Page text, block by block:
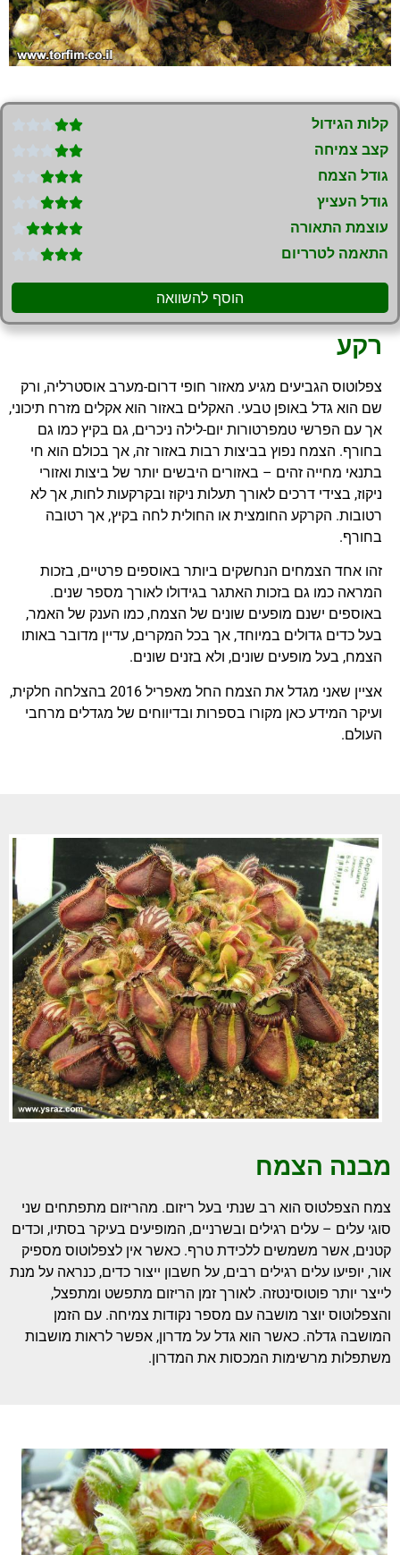
קלות הגידול 

קצב צמיחה 

גודל הצמח 


גודל העציץ 


עוצמת התאורה 



התאמה לטרריום 


הוסף להשוואה
רקע
צפלוטוס הגביעים מגיע מאזור חופי דרום-מערב אוסטרליה, ורק
שם הוא גדל באופן טבעי. האקלים באזור הוא אקלים מזרח תיכוני,
אך עם הפרשי טמפרטורות יום-לילה ניכרים, גם בקיץ כמו גם
בחורף. הצמח נפוץ בביצות רבות באזור זה, אך בכולם הוא חי
בתנאי מחייה זהים – באזורים היבשים יותר של ביצות ואזורי
ניקוז, בצידי דרכים לאורך תעלות ניקוז ובקרקעות לחות, אך לא
רטובות. הקרקע החומצית או החולית לחה בקיץ, אך רטובה
בחורף.
זהו אחד הצמחים הנחשקים ביותר באוספים פרטיים, בזכות
המראה כמו גם בזכות האתגר בגידולו לאורך מספר שנים.
באוספים ישנם מופעים שונים של הצמח, כמו הענק של האמר,
בעל כדים גדולים במיוחד, אך בכל המקרים, עדיין מדובר באותו
הצמח, בעל מופעים שונים, ולא בזנים שונים.
אציין שאני מגדל את הצמח החל מאפריל 2016 בהצלחה חלקית,
ועיקר המידע כאן מקורו בספרות ובדיווחים של מגדלים מרחבי
העולם.
מבנה הצמח
צמח הצפלטוס הוא רב שנתי בעל ריזום. מהריזום מתפתחים שני
סוגי עלים – עלים רגילים ובשרניים, המופיעים בעיקר בסתיו, וכדים
קטנים, אשר משמשים ללכידת טרף. כאשר אין לצפלוטוס מספיק
אור, יופיעו עלים רגילים רבים, על חשבון ייצור כדים, כנראה על מנת
לייצר יותר פוטוסינטזה. לאורך זמן הריזום מתפשט ומתפצל,
והצפלוטוס יוצר מושבה עם מספר נקודות צמיחה. עם הזמן
המושבה גדלה. כאשר הוא גדל על מדרון, אפשר לראות מושבות
משתפלות מרשימות המכסות את המדרון.